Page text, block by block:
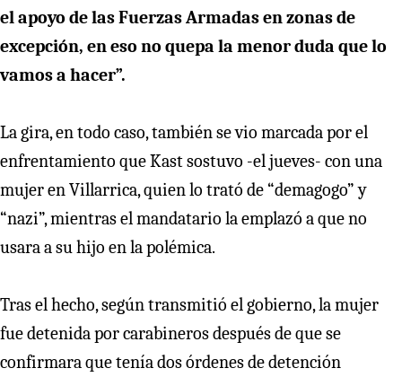
el apoyo de las Fuerzas Armadas en zonas de
excepción, en eso no quepa la menor duda que lo
vamos a hacer”.
La gira, en todo caso, también se vio marcada por el
enfrentamiento que Kast sostuvo -el jueves- con una
mujer en Villarrica, quien lo trató de “demagogo” y
“nazi”, mientras el mandatario la emplazó a que no
usara a su hijo en la polémica.
Tras el hecho, según transmitió el gobierno, la mujer
fue detenida por carabineros después de que se
confirmara que tenía dos órdenes de detención